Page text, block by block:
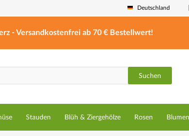
Deutschland
- Versandkostenfrei ab 70 € Bestellwert!
Suchen
Stauden Blüh & Ziergehölze Rosen